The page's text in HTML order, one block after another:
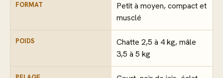
FORMAT
Petit à moyen, compact et
musclé
POIDS
Chatte 2,5 à 4 kg, mâle
3,5 à 5 kg